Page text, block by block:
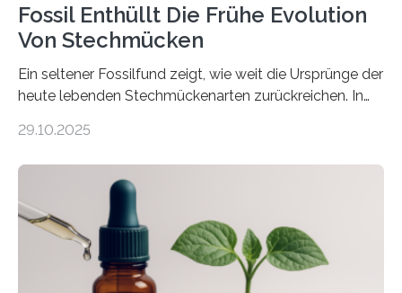
Fossil Enthüllt Die Frühe Evolution
Von Stechmücken
Ein seltener Fossilfund zeigt, wie weit die Ursprünge der
heute lebenden Stechmückenarten zurückreichen. In
Forschende die bisher älteste bekannte Stechmücken-
Region Kachin in Myanmar und hat sich in
ausgezeichnetem Zustand erhalten. Es konnte als neue
Art einer neuen Gattung beschrieben werden und trägt
nun den Namen Cretosabethes primaevus. Dieser erste
fossile Nachweis einer Stechmückenlarve in Bernstein
stellt gleichzeitig den ersten Fossilfund einer
29.10.2025